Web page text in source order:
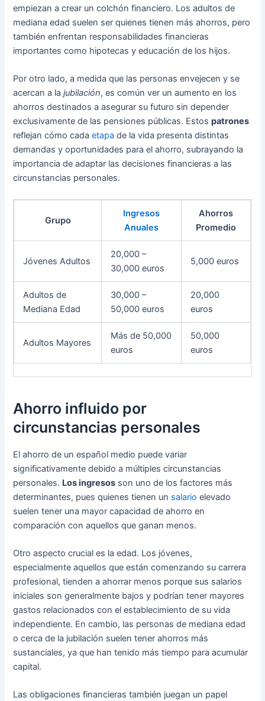
empiezan a crear un colchón financiero. Los adultos de
mediana edad suelen ser quienes tienen más ahorros, pero
también enfrentan responsabilidades financieras
importantes como hipotecas y educación de los hijos.
Por otro lado, a medida que las personas envejecen y se
acercan a lajubilación, es común ver un aumento en los
ahorros destinados a asegurar su futuro sin depender
exclusivamente de las pensiones públicas. Estospatrones
reflejan cómo cadaetapa de la vida presenta distintas
demandas y oportunidades para el ahorro, subrayando la
importancia de adaptar las decisiones financieras a las
circunstancias personales.
Grupo
Ingresos
Anuales
Ahorros
Promedio
Jóvenes Adultos
20,000 –
30,000 euros
5,000 euros
Adultos de
Mediana Edad
30,000 –
50,000 euros
20,000
euros
Adultos Mayores
Más de 50,000
euros
50,000
euros
Ahorro influido por
circunstancias personales
El ahorro de un español medio puede variar
significativamente debido a múltiples circunstancias
personales. Los ingresos son uno de los factores más
determinantes, pues quienes tienen un salario elevado
suelen tener una mayor capacidad de ahorro en
comparación con aquellos que ganan menos.
Otro aspecto crucial es la edad. Los jóvenes,
especialmente aquellos que están comenzando su carrera
profesional, tienden a ahorrar menos porque sus salarios
iniciales son generalmente bajos y podrían tener mayores
gastos relacionados con el establecimiento de su vida
independiente. En cambio, las personas de mediana edad
o cerca de la jubilación suelen tener ahorros más
sustanciales, ya que han tenido más tiempo para acumular
capital.
Las obligaciones financieras también juegan un papel